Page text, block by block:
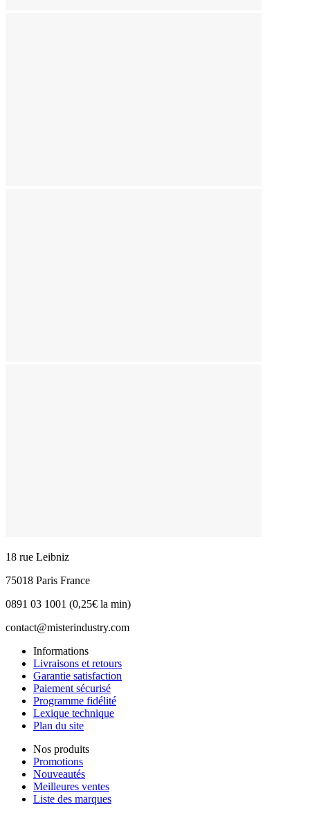
18 rue Leibniz
75018 Paris France
0891 03 1001 (0,25€ la min)
contact@misterindustry.com
Informations
Livraisons et retours
Garantie satisfaction
Paiement sécurisé
Programme fidélité
Lexique technique
Plan du site
Nos produits
Promotions
Nouveautés
Meilleures ventes
Liste des marques